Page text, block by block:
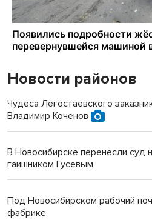
Новости районов
Чудеса Легостаевского
Владимир Коченов
В Новосибирске перенесли суд
гаишником Гусевым
Под Новосибирском рабочий
фабрике